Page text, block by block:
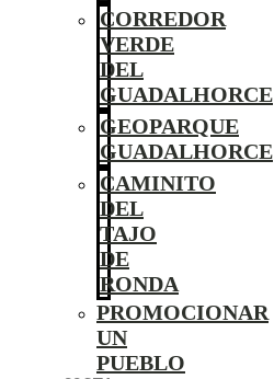
CORREDOR
VERDE
DEL
GUADALHORCE
GEOPARQUE
GUADALHORCE
CAMINITO
DEL
TAJO
DE
RONDA
PROMOCIONAR
UN
PUEBLO